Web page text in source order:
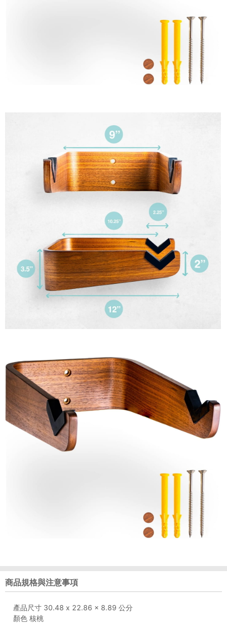
商品規格與注意事項
產品尺寸 ‎30.48 x 22.86 x 8.89 公分
顏色 ‎核桃